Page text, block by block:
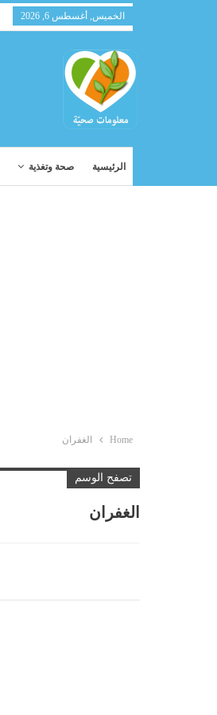
الخميس, أغسطس 6, 2026
الرئيسية صحة وتغذية
Home الغفران
تصفح الوسم
الغفران